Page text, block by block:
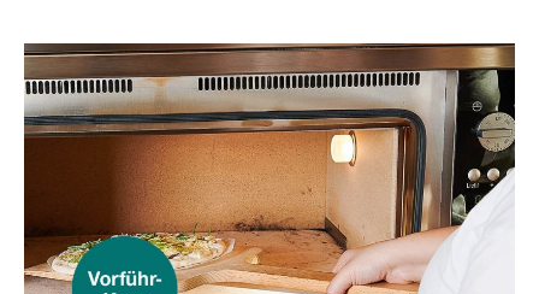
Bildergalerie überspringen